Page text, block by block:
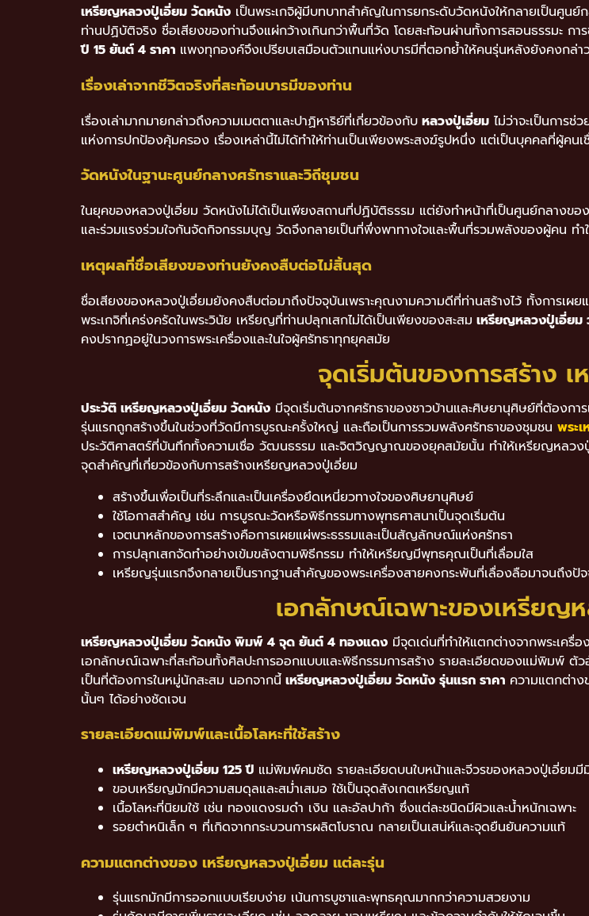
เหรียญหลวงปู่เอี่ยม วัดหนัง เป็นพระเกจิผู้มีบทบาทสำคัญในการยกระดับวัดหนังให้กลายเป็นศูน
ท่านปฏิบัติจริง ชื่อเสียงของท่านจึงแผ่กว้างเกินกว่าพื้นที่วัด โดยสะท้อนผ่านทั้งการสอนธรรมะ ก
ปี 15 ยันต์ 4 ราคา แพงทุกองค์จึงเปรียบเสมือนตัวแทนแห่งบารมีที่ตอกย้ำให้คนรุ่นหลังยังคงกล่า
เรื่องเล่าจากชีวิตจริงที่สะท้อนบารมีของท่าน
เรื่องเล่ามากมายกล่าวถึงความเมตตาและปาฏิหาริย์ที่เกี่ยวข้องกับ หลวงปู่เอี่ยม ไม่ว่าจะเป็นการ
แห่งการปกป้องคุ้มครอง เรื่องเหล่านี้ไม่ได้ทำให้ท่านเป็นเพียงพระสงฆ์รูปหนึ่ง แต่เป็นบุคคลที่ผู้คนเ
วัดหนังในฐานะศูนย์กลางศรัทธาและวิถีชุมชน
ในยุคของหลวงปู่เอี่ยม วัดหนังไม่ได้เป็นเพียงสถานที่ปฏิบัติธรรม แต่ยังทำหน้าที่เป็นศูนย์กลางข
และร่วมแรงร่วมใจกันจัดกิจกรรมบุญ วัดจึงกลายเป็นที่พึ่งพาทางใจและพื้นที่รวมพลังของผู้คน ท
เหตุผลที่ชื่อเสียงของท่านยังคงสืบต่อไม่สิ้นสุด
ชื่อเสียงของหลวงปู่เอี่ยมยังคงสืบต่อมาถึงปัจจุบันเพราะคุณงามความดีที่ท่านสร้างไว้ ทั้งการเ
พระเกจิที่เคร่งครัดในพระวินัย เหรียญที่ท่านปลุกเสกไม่ได้เป็นเพียงของสะสม เหรียญหลวงปู่เอี่ยม
คงปรากฏอยู่ในวงการพระเครื่องและในใจผู้ศรัทธาทุกยุคสมัย
จุดเริ่มต้นของการสร้าง
ประวัติ เหรียญหลวงปู่เอี่ยม วัดหนัง มีจุดเริ่มต้นจากศรัทธาของชาวบ้านและศิษยานุศิษย์ที่ต้องก
รุ่นแรกถูกสร้างขึ้นในช่วงที่วัดมีการบูรณะครั้งใหญ่ และถือเป็นการรวมพลังศรัทธาของชุมชน พระ
ประวัติศาสตร์ที่บันทึกทั้งความเชื่อ วัฒนธรรม และจิตวิญญาณของยุคสมัยนั้น ทำให้เหรียญหลวงปู่
จุดสำคัญที่เกี่ยวข้องกับการสร้างเหรียญหลวงปู่เอี่ยม
สร้างขึ้นเพื่อเป็นที่ระลึกและเป็นเครื่องยึดเหนี่ยวทางใจของศิษยานุศิษย์
ใช้โอกาสสำคัญ เช่น การบูรณะวัดหรือพิธีกรรมทางพุทธศาสนาเป็นจุดเริ่มต้น
เจตนาหลักของการสร้างคือการเผยแผ่พระธรรมและเป็นสัญลักษณ์แห่งศรัทธา
การปลุกเสกจัดทำอย่างเข้มขลังตามพิธีกรรม ทำให้เหรียญมีพุทธคุณเป็นที่เลื่อมใส
เหรียญรุ่นแรกจึงกลายเป็นรากฐานสำคัญของพระเครื่องสายคงกระพันที่เลื่องลือมาจนถึงปั
เอกลักษณ์เฉพาะของเหรียญ
เหรียญหลวงปู่เอี่ยม วัดหนัง พิมพ์ 4 จุด ยันต์ 4 ทองแดง มีจุดเด่นที่ทำให้แตกต่างจากพระเครื่
เอกลักษณ์เฉพาะที่สะท้อนทั้งศิลปะการออกแบบและพิธีกรรมการสร้าง รายละเอียดของแม่พิมพ์ ตั
เป็นที่ต้องการในหมู่นักสะสม นอกจากนี้ เหรียญหลวงปู่เอี่ยม วัดหนัง รุ่นแรก ราคา ความแตกต่าง
นั้นๆ ได้อย่างชัดเจน
รายละเอียดแม่พิมพ์และเนื้อโลหะที่ใช้สร้าง
เหรียญหลวงปู่เอี่ยม 125 ปี แม่พิมพ์คมชัด รายละเอียดบนใบหน้าและจีวรของหลวงปู่เอี่ยมมี
ขอบเหรียญมักมีความสมดุลและสม่ำเสมอ ใช้เป็นจุดสังเกตเหรียญแท้
เนื้อโลหะที่นิยมใช้ เช่น ทองแดงรมดำ เงิน และอัลปาก้า ซึ่งแต่ละชนิดมีผิวและน้ำหนักเฉพาะ
รอยตำหนิเล็ก ๆ ที่เกิดจากกระบวนการผลิตโบราณ กลายเป็นเสน่ห์และจุดยืนยันความแท้
ความแตกต่างของ เหรียญหลวงปู่เอี่ยม แต่ละรุ่น
รุ่นแรกมักมีการออกแบบเรียบง่าย เน้นการบูชาและพุทธคุณมากกว่าความสวยงาม